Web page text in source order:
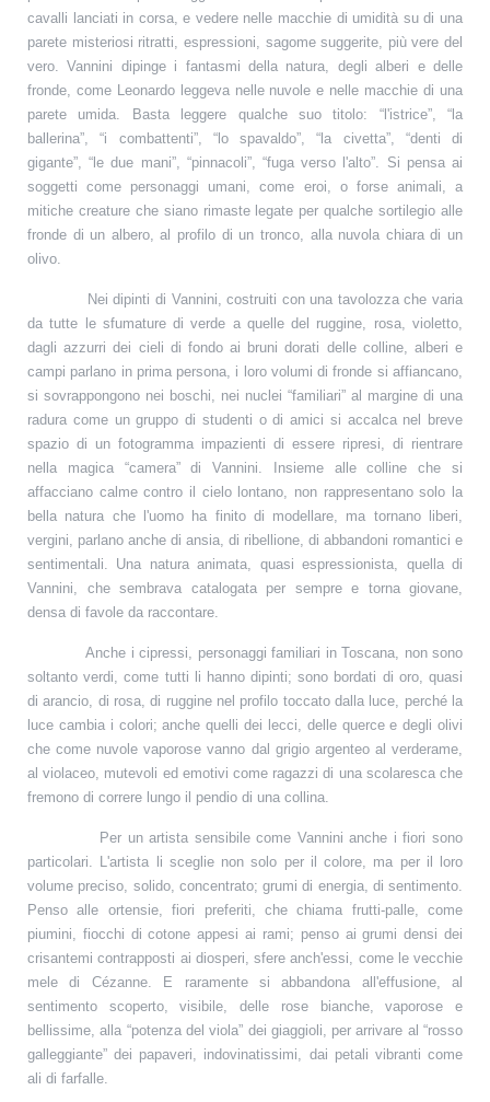
cavalli lanciati in corsa, e vedere nelle macchie di umidità su di una
parete misteriosi ritratti, espressioni, sagome suggerite, più vere del
vero. Vannini dipinge i fantasmi della natura, degli alberi e delle
fronde, come Leonardo leggeva nelle nuvole e nelle macchie di una
parete umida. Basta leggere qualche suo titolo: “l'istrice”, “la
ballerina”, “i combattenti”, “lo spavaldo”, “la civetta”, “denti di
gigante”, “le due mani”, “pinnacoli”, “fuga verso l'alto”. Si pensa ai
soggetti come personaggi umani, come eroi, o forse animali, a
mitiche creature che siano rimaste legate per qualche sortilegio alle
fronde di un albero, al profilo di un tronco, alla nuvola chiara di un
olivo.
Nei dipinti di Vannini, costruiti con una tavolozza che varia
da tutte le sfumature di verde a quelle del ruggine, rosa, violetto,
dagli azzurri dei cieli di fondo ai bruni dorati delle colline, alberi e
campi parlano in prima persona, i loro volumi di fronde si affiancano,
si sovrappongono nei boschi, nei nuclei “familiari” al margine di una
radura come un gruppo di studenti o di amici si accalca nel breve
spazio di un fotogramma impazienti di essere ripresi, di rientrare
nella magica “camera” di Vannini. Insieme alle colline che si
affacciano calme contro il cielo lontano, non rappresentano solo la
bella natura che l'uomo ha finito di modellare, ma tornano liberi,
vergini, parlano anche di ansia, di ribellione, di abbandoni romantici e
sentimentali. Una natura animata, quasi espressionista, quella di
Vannini, che sembrava catalogata per sempre e torna giovane,
densa di favole da raccontare.
Anche i cipressi, personaggi familiari in Toscana, non sono
soltanto verdi, come tutti li hanno dipinti; sono bordati di oro, quasi
di arancio, di rosa, di ruggine nel profilo toccato dalla luce, perché la
luce cambia i colori; anche quelli dei lecci, delle querce e degli olivi
che come nuvole vaporose vanno dal grigio argenteo al verderame,
al violaceo, mutevoli ed emotivi come ragazzi di una scolaresca che
fremono di correre lungo il pendio di una collina.
Per un artista sensibile come Vannini anche i fiori sono
particolari. L'artista li sceglie non solo per il colore, ma per il loro
volume preciso, solido, concentrato; grumi di energia, di sentimento.
Penso alle ortensie, fiori preferiti, che chiama frutti-palle, come
piumini, fiocchi di cotone appesi ai rami; penso ai grumi densi dei
crisantemi contrapposti ai diosperi, sfere anch'essi, come le vecchie
mele di Cézanne. E raramente si abbandona all'effusione, al
sentimento scoperto, visibile, delle rose bianche, vaporose e
bellissime, alla “potenza del viola” dei giaggioli, per arrivare al “rosso
galleggiante” dei papaveri, indovinatissimi, dai petali vibranti come
ali di farfalle.